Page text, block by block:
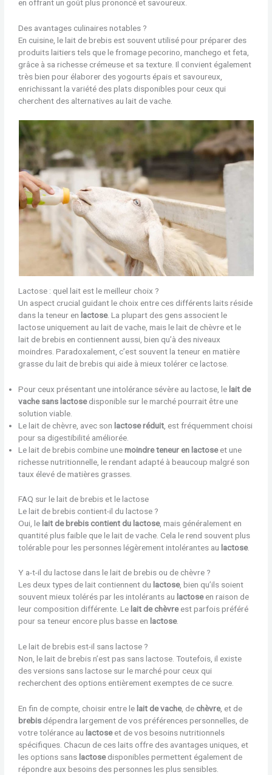
en offrant un goût plus prononcé et savoureux.
Des avantages culinaires notables ?
En cuisine, le lait de brebis est souvent utilisé pour préparer des
produits laitiers tels que le fromage pecorino, manchego et feta,
grâce à sa richesse crémeuse et sa texture. Il convient également
très bien pour élaborer des yogourts épais et savoureux,
enrichissant la variété des plats disponibles pour ceux qui
cherchent des alternatives au lait de vache.
Lactose : quel lait est le meilleur choix ?
Un aspect crucial guidant le choix entre ces différents laits réside
dans la teneur en lactose. La plupart des gens associent le
lactose uniquement au lait de vache, mais le lait de chèvre et le
lait de brebis en contiennent aussi, bien qu’à des niveaux
moindres. Paradoxalement, c’est souvent la teneur en matière
grasse du lait de brebis qui aide à mieux tolérer ce lactose.
Pour ceux présentant une intolérance sévère au lactose, le lait de
vache sans lactosedisponible sur le marché pourrait être une
solution viable.
Le lait de chèvre, avec son lactose réduit , est fréquemment choisi
pour sa digestibilité améliorée.
Le lait de brebis combine unemoindre teneur en lactoseet une
richesse nutritionnelle, le rendant adapté à beaucoup malgré son
taux élevé de matières grasses.
FAQ sur le lait de brebis et le lactose
Le lait de brebis contient-il du lactose ?
Oui, lelait de brebis contient du lactose, mais généralement en
quantité plus faible que le lait de vache. Cela le rend souvent plus
tolérable pour les personnes légèrement intolérantes aulactose.
Y a-t-il du lactose dans le lait de brebis ou de chèvre ?
Les deux types de lait contiennent du lactose, bien qu’ils soient
souvent mieux tolérés par les intolérants au lactoseen raison de
leur composition différente. Le lait de chèvreest parfois préféré
pour sa teneur encore plus basse en lactose.
Le lait de brebis est-il sans lactose ?
Non, le lait de brebis n’est pas sans lactose. Toutefois, il existe
des versions sans lactose sur le marché pour ceux qui
recherchent des options entièrement exemptes de ce sucre.
En fin de compte, choisir entre le lait de vache, de chèvre, et de
brebis dépendra largement de vos préférences personnelles, de
votre tolérance au lactoseet de vos besoins nutritionnels
spécifiques. Chacun de ces laits offre des avantages uniques, et
les options sans lactosedisponibles permettent également de
répondre aux besoins des personnes les plus sensibles.